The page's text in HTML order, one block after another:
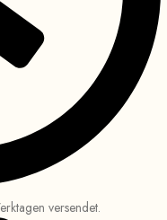
versendet.